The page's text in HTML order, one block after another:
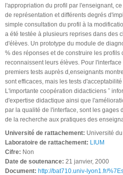
l'appropriation du profil par l'enseignant,
de représentation et différents degrés
simple consultation du profil à la
a été testée à plusieurs reprises dans des
d'élèves. Un prototype du module de
% des réponses et de construire les
reconnaissent leurs élèves. Pour
premiers tests auprès d‚enseignants
sont efficaces, mais les tests
L'importante coopération didacticiens ˆ
d'expertise didactique ainsi que
par la qualité de l'interface, sont les gages
de la recherche aux pratiques des
Université de rattachement: Université
Laboratoire de rattachement: LIUM
Cifre: Non
Date de soutenance: 21 janvier, 2000
Document: http://bat710.univ-lyon1.fr/